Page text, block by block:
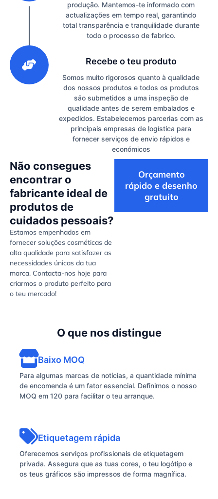
produção. Mantemos-te informado com
actualizações em tempo real, garantindo
total transparência e tranquilidade durante
todo o processo de fabrico.
Recebe o teu produto
Somos muito rigorosos quanto à qualidade
dos nossos produtos e todos os produtos
são submetidos a uma inspeção de
qualidade antes de serem embalados e
expedidos. Estabelecemos parcerias com as
principais empresas de logística para
fornecer serviços de envio rápidos e
económicos
Não consegues
encontrar o
fabricante ideal de
produtos de
cuidados pessoais?
Estamos empenhados em
fornecer soluções cosméticas de
alta qualidade para satisfazer as
necessidades únicas da tua
marca. Contacta-nos hoje para
criarmos o produto perfeito para
o teu mercado!
Orçamento
rápido e desenho
gratuito
O que nos distingue
Baixo MOQ
Para algumas marcas de notícias, a quantidade mínima
de encomenda é um fator essencial. Definimos o nosso
MOQ em 120 para facilitar o teu arranque.
Etiquetagem rápida
Oferecemos serviços profissionais de etiquetagem
privada. Assegura que as tuas cores, o teu logótipo e
os teus gráficos são impressos de forma magnífica.